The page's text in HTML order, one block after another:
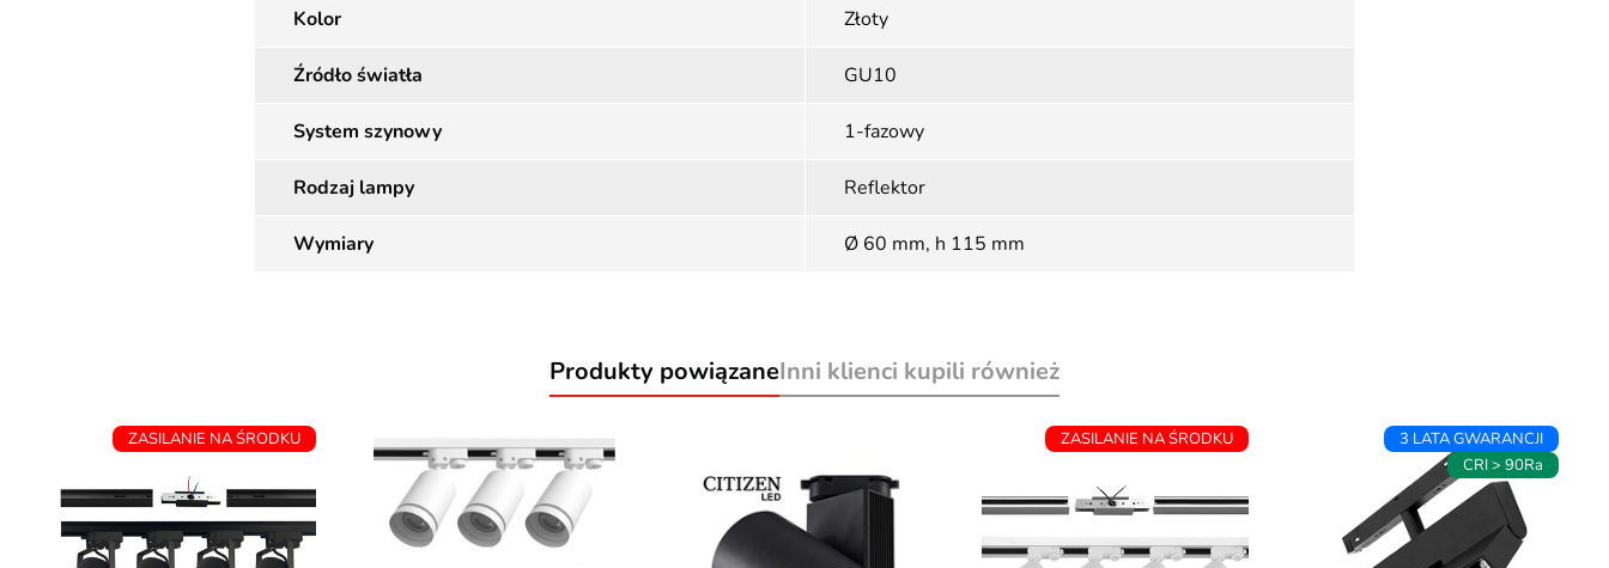
Kolor Złoty
Źródło światła GU10
System szynowy 1-fazowy
Rodzaj lampy Reflektor
Wymiary Ø 60 mm, h 115 mm
Produkty powiązaneInni klienci kupili również
ZASILANIE NA ŚRODKU ZASILANIE NA ŚRODKU
3 LATA GWARANCJI
CRI > 90Ra